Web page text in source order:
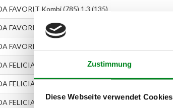
Zustimmung
Diese Webseite verwendet Cookies
FAVORIT Kombi (785) 1.3 (135)
FAVORIT Kombi (785) 1.3 (136)
FAVORIT Pickup (787) 1.3
FELICIA I (6U1) 1.3
FELICIA I (6U1) 1.6 LX
FELICIA I (6U1) 1.9 D